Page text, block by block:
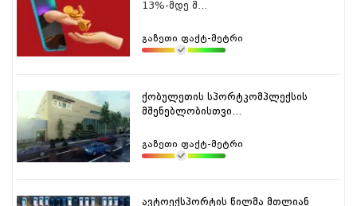
13%-მდე შ...
გაზეთი ფაქტ-მეტრი
ქობულეთის სპორტკომპლექსის
მშენებლობისთვი...
გაზეთი ფაქტ-მეტრი
ავტოექსპორტის წილმა მთლიან